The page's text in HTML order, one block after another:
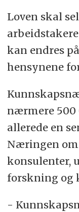
Loven skal
kan endres
hensynene
nærmere 500
allerede en
Næringen
konsulenter,
forskning og
-